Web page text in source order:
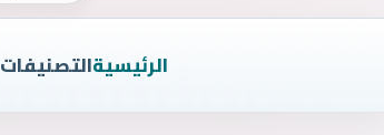
الرئيسيةالتصنيفات